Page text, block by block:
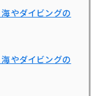
やダイビングの
やダイビングの